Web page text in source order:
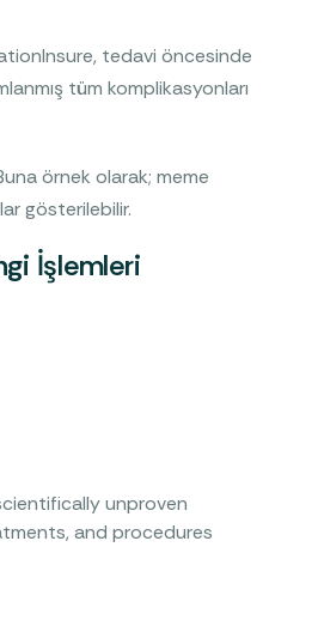
tedavi öncesinde
tüm komplikasyonları
örnek olarak; meme
gösterilebilir.
İşlemleri
unproven
and procedures